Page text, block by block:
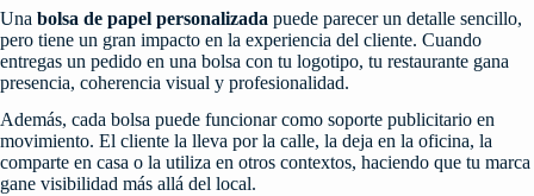
Una bolsa de papel personalizada puede parecer un detalle sencillo,
pero tiene un gran impacto en la experiencia del cliente. Cuando
entregas un pedido en una bolsa con tu logotipo, tu restaurante gana
presencia, coherencia visual y profesionalidad.
Además, cada bolsa puede funcionar como soporte publicitario en
movimiento. El cliente la lleva por la calle, la deja en la oficina, la
comparte en casa o la utiliza en otros contextos, haciendo que tu marca
gane visibilidad más allá del local.